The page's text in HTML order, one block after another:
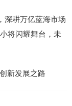
深耕万亿蓝海市场
将闪耀舞台，未
新发展之路